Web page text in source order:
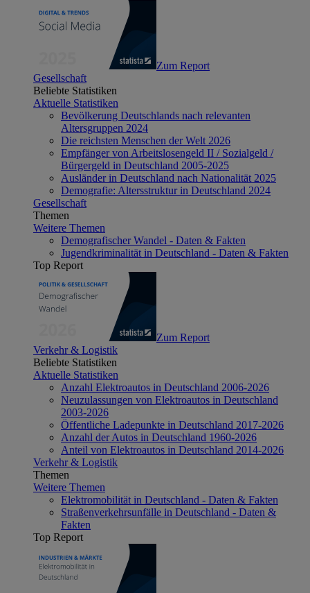
Zum Report
Gesellschaft
Beliebte Statistiken
Aktuelle Statistiken
Bevölkerung Deutschlands nach relevanten
Altersgruppen 2024
Die reichsten Menschen der Welt 2026
Empfänger von Arbeitslosengeld II / Sozialgeld /
Bürgergeld in Deutschland 2005-2025
Ausländer in Deutschland nach Nationalität 2025
Demografie: Altersstruktur in Deutschland 2024
Gesellschaft
Themen
Weitere Themen
Demografischer Wandel - Daten & Fakten
Jugendkriminalität in Deutschland - Daten & Fakten
Top Report
Zum Report
Verkehr & Logistik
Beliebte Statistiken
Aktuelle Statistiken
Anzahl Elektroautos in Deutschland 2006-2026
Neuzulassungen von Elektroautos in Deutschland
2003-2026
Öffentliche Ladepunkte in Deutschland 2017-2026
Anzahl der Autos in Deutschland 1960-2026
Anteil von Elektroautos in Deutschland 2014-2026
Verkehr & Logistik
Themen
Weitere Themen
Elektromobilität in Deutschland - Daten & Fakten
Straßenverkehrsunfälle in Deutschland - Daten &
Fakten
Top Report